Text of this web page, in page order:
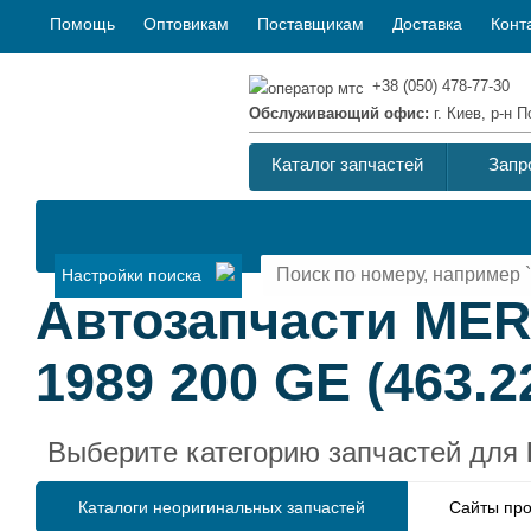
Помощь Оптовикам Поставщикам Доставка
+38 (050) 478-77-30
Обслуживающий офис: г. Киев, р-н
Каталог запчастей
Настройки поиска
Автозапчасти
1989 200 GE
Выберите категорию запчастей для
Каталоги неоригинальных запчастей Сайты